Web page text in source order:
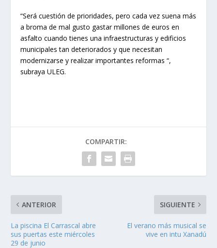
“Será cuestión de prioridades, pero cada vez suena más
a broma de mal gusto gastar millones de euros en
asfalto cuando tienes una infraestructuras y edificios
municipales tan deteriorados y que necesitan
modernizarse y realizar importantes reformas “,
subraya ULEG.
COMPARTIR:
ANTERIOR
La piscina El Carrascal abre
sus puertas este miércoles
29 de junio
SIGUIENTE
El verano más musical se
vive en intu Xanadú